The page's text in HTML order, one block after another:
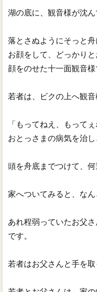
湖の底に、観音様が沈ん
落とさぬようにそっと
お顔をして、どっかり
顔をのせた十一面観音様
若者は、ビクの上へ観
「もってねえ、もって
おとっさまの病気を治し
頭を舟底までつけて、何
家へついてみると、なん
あれ程弱っていたお父
です。
若者はお父さんと手を取